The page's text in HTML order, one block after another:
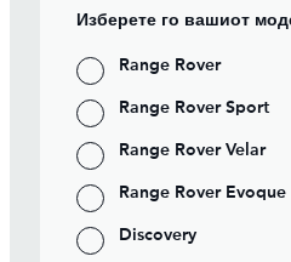
Изберете го вашиот
Range Rover
Range Rover Sport
Range Rover Velar
Range Rover Evoque
Discovery